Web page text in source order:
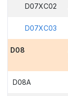
D07XC02
D07XC03
D08
D08A